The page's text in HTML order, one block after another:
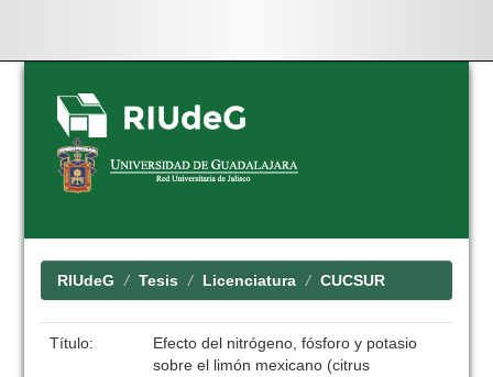
Skip
navigation
RIUdeG Tesis Licenciatura CUCSUR
Título:
Efecto del nitrógeno, fósforo y potasio
sobre el limón mexicano (citrus